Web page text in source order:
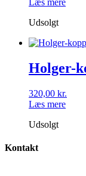
Udsolgt
Holger-
320,00 kr.
Læs mere
Udsolgt
Kontakt